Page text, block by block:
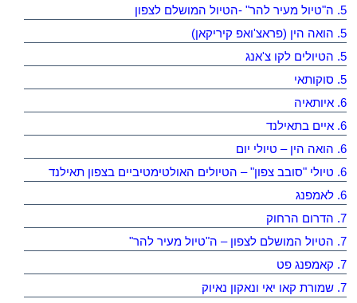
5. ה"טיול מעיר להר" -הטיול המושלם לצפון
5. הואה הין (פראצ'ואפ קיריקאן)
5. הטיולים לקו צ'אנג
5. סוקותאי
6. איותאיה
6. איים בתאילנד
6. הואה הין – טיולי יום
6. טיולי "סובב צפון" – הטיולים האולטימטיביים בצפון תאילנד
6. לאמפנג
7. הדרום הרחוק
7. הטיול המושלם לצפון – ה"טיול מעיר להר"
7. קאמפנג פט
7. שמורת קאו יאי ונאקון נאיוק